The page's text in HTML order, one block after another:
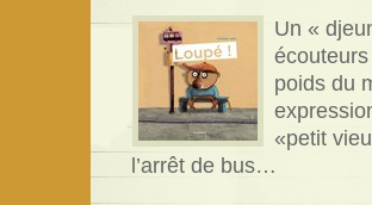
Un «
poids du
«petit
l’arrêt de bus…